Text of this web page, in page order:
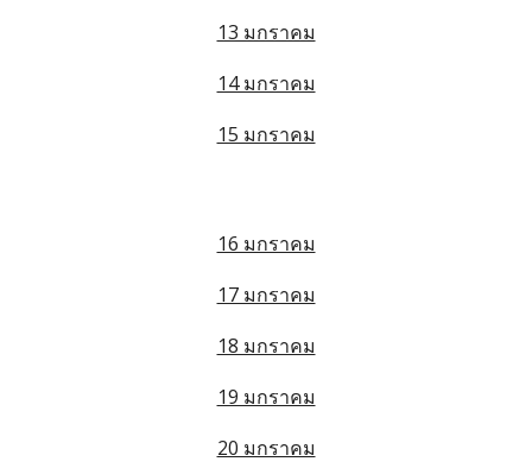
13 มกราคม
14 มกราคม
15 มกราคม
16 มกราคม
17 มกราคม
18 มกราคม
19 มกราคม
20 มกราคม